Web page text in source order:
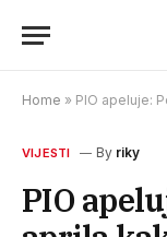
Home » PIO apeluje:
VIJESTI By riky
PIO